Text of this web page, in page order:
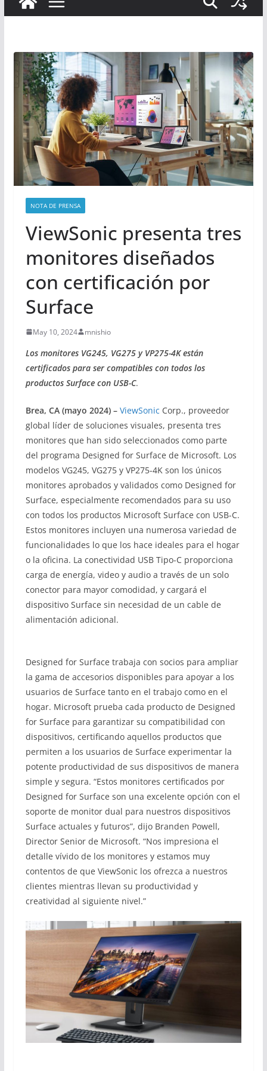
NOTA DE PRENSA
ViewSonic presenta tres
monitores diseñados
con certificación por
Surface
May 10, 2024 mnishio
Los monitores VG245, VG275 y VP275-4K están
certificados para ser compatibles con todos los
productos Surface con USB-C.
Brea, CA (mayo 2024) – ViewSonic Corp., proveedor
global líder de soluciones visuales, presenta tres
monitores que han sido seleccionados como parte
del programa Designed for Surface de Microsoft. Los
modelos VG245, VG275 y VP275-4K son los únicos
monitores aprobados y validados como Designed for
Surface, especialmente recomendados para su uso
con todos los productos Microsoft Surface con USB-C.
Estos monitores incluyen una numerosa variedad de
funcionalidades lo que los hace ideales para el hogar
o la oficina. La conectividad USB Tipo-C proporciona
carga de energía, video y audio a través de un solo
conector para mayor comodidad, y cargará el
dispositivo Surface sin necesidad de un cable de
alimentación adicional.
Designed for Surface trabaja con socios para ampliar
la gama de accesorios disponibles para apoyar a los
usuarios de Surface tanto en el trabajo como en el
hogar. Microsoft prueba cada producto de Designed
for Surface para garantizar su compatibilidad con
dispositivos, certificando aquellos productos que
permiten a los usuarios de Surface experimentar la
potente productividad de sus dispositivos de manera
simple y segura. “Estos monitores certificados por
Designed for Surface son una excelente opción con el
soporte de monitor dual para nuestros dispositivos
Surface actuales y futuros”, dijo Branden Powell,
Director Senior de Microsoft. “Nos impresiona el
detalle vívido de los monitores y estamos muy
contentos de que ViewSonic los ofrezca a nuestros
clientes mientras llevan su productividad y
creatividad al siguiente nivel.”